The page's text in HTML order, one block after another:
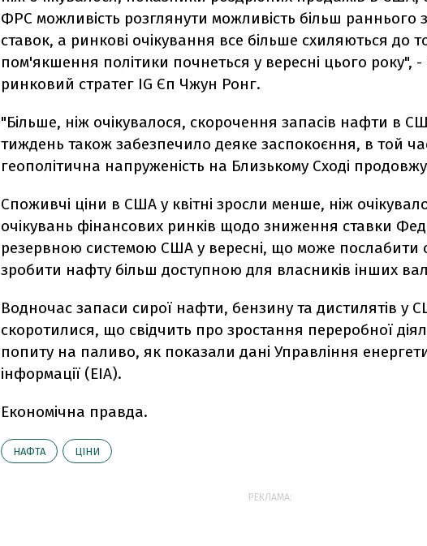
ФРС можливість розглянути можливість більш раннього
ставок, а ринкові очікування все більше схиляються до
пом'якшення політики почнеться у вересні цього року", -
ринковий стратег IG Єп Чжун Ронг.
"Більше, ніж очікувалося, скорочення запасів нафти в
тиждень також забезпечило деяке заспокоєння, в той
геополітична напруженість на Близькому Сході
Споживчі ціни в США у квітні зросли менше, ніж
очікувань фінансових ринків щодо зниження ставки
резервною системою США у вересні, що може послабити
зробити нафту більш доступною для власників інших
Водночас запаси сирої нафти, бензину та дистилятів у
скоротилися, що свідчить про зростання переробної
попиту на паливо, як показали дані Управління
інформації (EIA).
Економічна правда.
НАФТА ЦІНИ
РЕКЛАМА: